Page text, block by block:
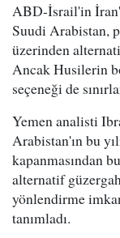
ABD-İsrail'in
Suudi Arabistan,
üzerinden
Ancak Husilerin
seçeneği de
Yemen analisti
Arabistan'ın bu
kapanmasından
alternatif
yönlendirme
tanımladı.